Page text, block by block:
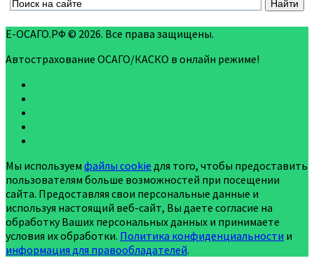
Е-ОСАГО.РФ © 2026. Все права защищены.
Автострахование ОСАГО/КАСКО в онлайн режиме!
Мы используем файлы cookie для того, чтобы предоставить
пользователям больше возможностей при посещении
сайта. Предоставляя свои персональные данные и
используя настоящий веб-сайт, Вы даете согласие на
обработку Ваших персональных данных и принимаете
условия их обработки. Политика конфиденциальности и
информация для правообладателей.